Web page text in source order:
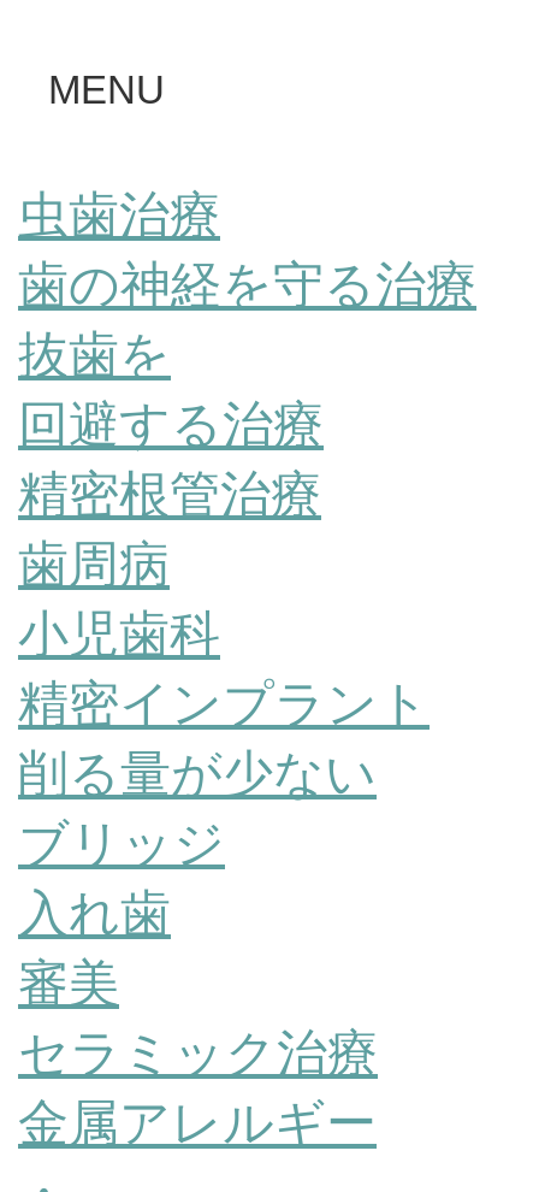
MENU
虫歯治療
歯の神経を守る治療
抜歯を
回避する治療
精密根管治療
歯周病
小児歯科
精密インプラント
削る量が少ない
ブリッジ
入れ歯
審美
セラミック治療
金属アレルギー